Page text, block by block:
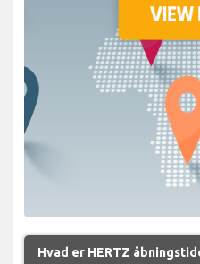
Hvad er HERTZ